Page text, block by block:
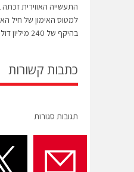
התעשייה האווירית זכתה
בהיקף של 240 מיליון דולר
כתבות קשורות
תגובות סגורות